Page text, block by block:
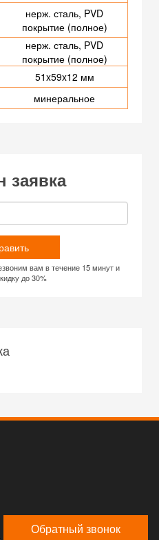
нерж. сталь, PVD
покрытие (полное)
нерж. сталь, PVD
покрытие (полное)
51x59x12 мм
минеральное
заявка
вам в течение 15 минут и
до 30%
Обратный звонок